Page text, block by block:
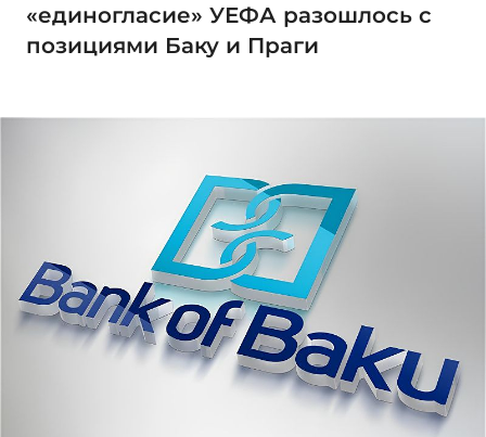
«единогласие» УЕФА разошлось с
позициями Баку и Праги